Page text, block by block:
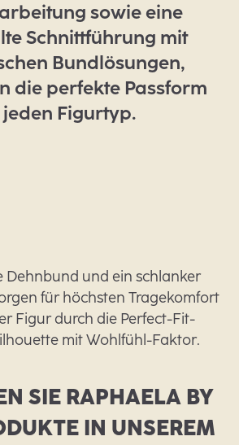
sowie eine
Schnittführung mit
Bundlösungen,
die perfekte Passform
Figurtyp.
Dehnbund und ein schlanker
für höchsten Tragekomfort
Figur durch die Perfect-Fit-
mit Wohlfühl-Faktor.
SIE RAPHAELA BY
IN UNSEREM